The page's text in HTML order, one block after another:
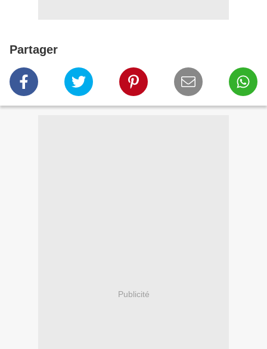
Partager
Publicité